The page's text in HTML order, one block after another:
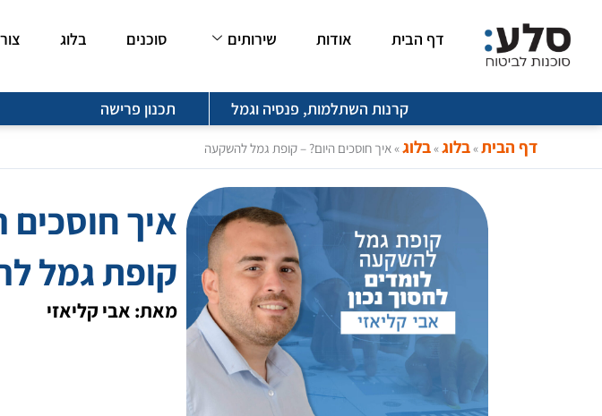
לתוכן
דף הבית אודות שירותים סוכנים בלוג
קרנות השתלמות, פנסיה וגמל תכנון פרישה
דף הבית»בלוג»בלוג»איך חוסכים היום? – קופת גמל להשקעה
איך חוסכים
קופת גמל
מאת: אבי קליאזי